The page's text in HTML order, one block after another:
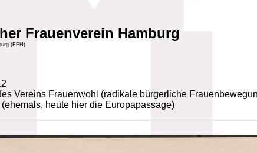
Frauenverein Hamburg
(FFH)
Vereins Frauenwohl (radikale bürgerliche
(ehemals, heute hier die Europapassage)